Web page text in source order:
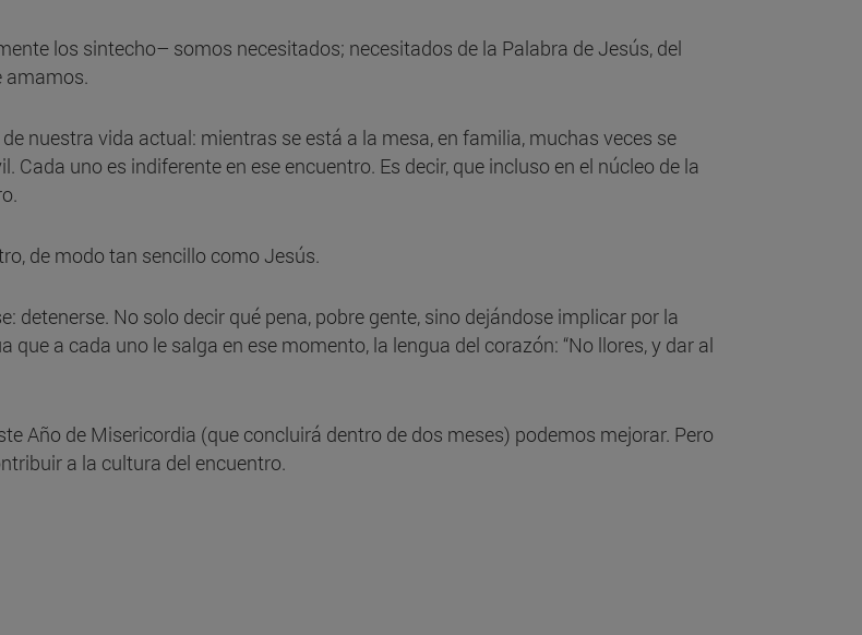
los sintecho– somos necesitados; necesitados de la Palabra de Jesús, del
amamos.
nuestra vida actual: mientras se está a la mesa, en familia, muchas veces se
uno es indiferente en ese encuentro. Es decir, que incluso en el núcleo de la
de modo tan sencillo como Jesús.
detenerse. No solo decir qué pena, pobre gente, sino dejándose implicar por la
que a cada uno le salga en ese momento, la lengua del corazón: “No llores, y dar al
Año de Misericordia (que concluirá dentro de dos meses) podemos mejorar. Pero
a la cultura del encuentro.